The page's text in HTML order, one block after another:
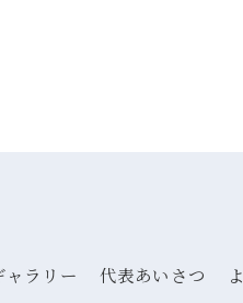
ャラリー 代表あいさつ